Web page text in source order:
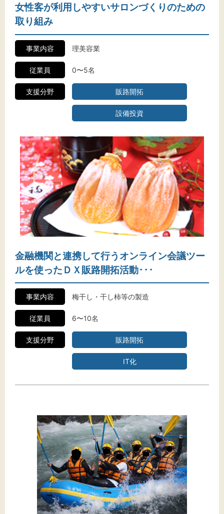
標準 拡大
女性客が利用しやすいサロンづくりのための
取り組み
事業内容 理美容業
従業員 0〜5名
支援分野 販路開拓
設備投資
金融機関と連携して行うオンライン会議ツー
ルを使ったＤＸ販路開拓活動･･･
事業内容 梅干し・干し柿等の製造
従業員 6〜10名
支援分野 販路開拓
IT化